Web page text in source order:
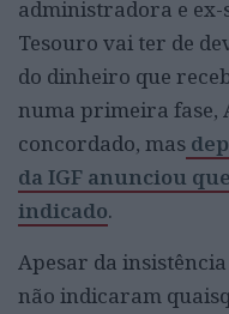
administradora e ex-
Tesouro vai ter de
do dinheiro que
numa primeira fase,
concordado, mas
da IGF anunciou
indicado.
Apesar da
não indicaram